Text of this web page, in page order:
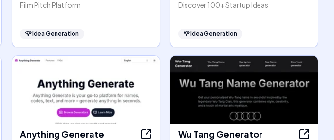
Film Pitch Platform
💡Idea Generation
Discover 100+ Startup Ideas
💡Idea Generation
Anything Generate Wu Tang Generator